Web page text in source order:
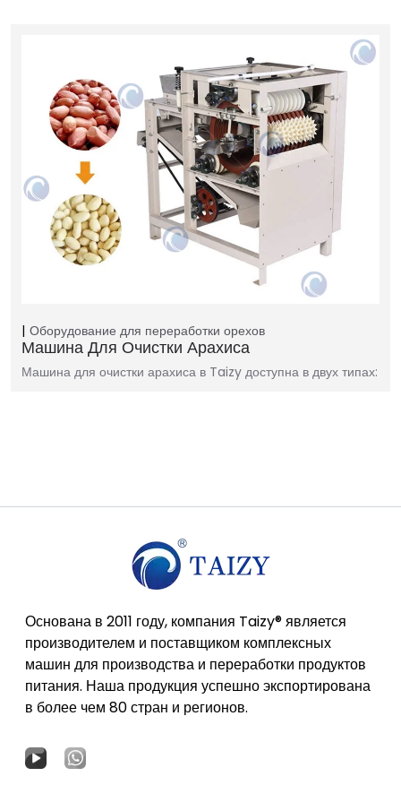
Оборудование для переработки орехов
Машина Для Очистки Арахиса
Машина для очистки арахиса в Taizy доступна в двух типах:
Основана в 2011 году, компания Taizy® является
производителем и поставщиком комплексных
машин для производства и переработки продуктов
питания. Наша продукция успешно экспортирована
в более чем 80 стран и регионов.